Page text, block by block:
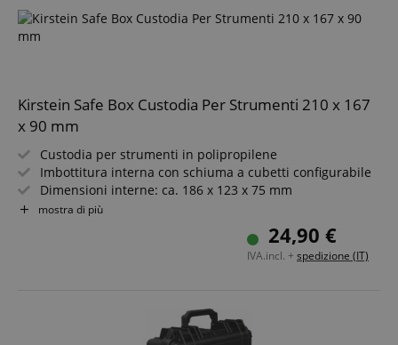
Kirstein Safe Box Custodia Per Strumenti 210 x 167
x 90 mm
Custodia per strumenti in polipropilene
Imbottitura interna con schiuma a cubetti configurabile
Dimensioni interne: ca. 186 x 123 x 75 mm
Resistente a polvere, acqua e urti
Geometria esterna rinforzata con nervature
Maniglia e valvola di compensazione della pressione
mostra di più
24,90 €
IVA.incl. + spedizione (IT)